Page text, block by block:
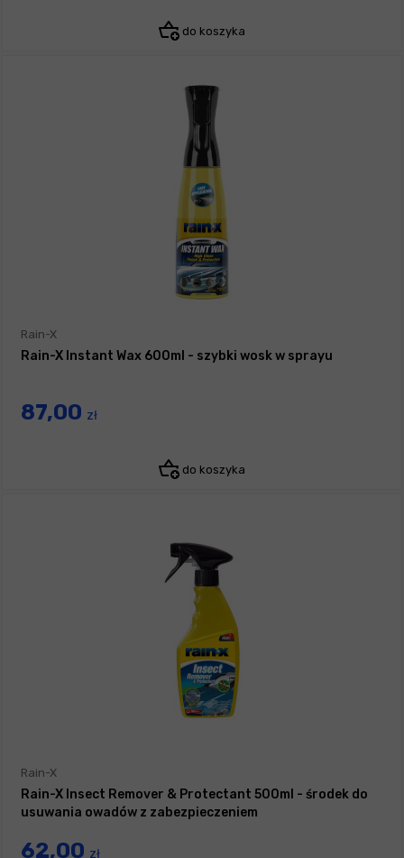
do koszyka
Rain-X
Rain-X Instant Wax 600ml - szybki wosk w sprayu
87,00 zł
do koszyka
Rain-X
Rain-X Insect Remover & Protectant 500ml - środek do
usuwania owadów z zabezpieczeniem
62,00 zł